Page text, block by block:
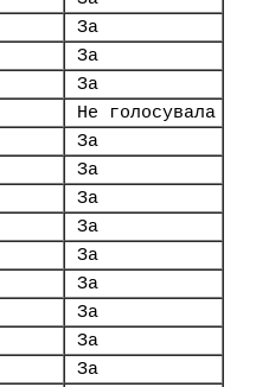
За
За
За
Не голосувала
За
За
За
За
За
За
За
За
За